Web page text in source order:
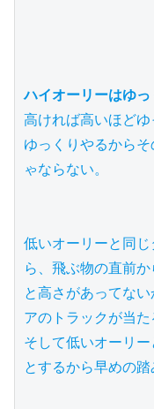
ハイオーリーはゆっ
高ければ高いほどゆ
ゆっくりやるから
ゃならない。
低いオーリーと同
ら、飛ぶ物の直前
と高さがあってな
アのトラックが当た
そして低いオーリ
とするから早めの